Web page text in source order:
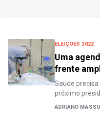
ELEIÇÕES 2022
Uma
frente
Saúde
próximo
ADRIANO